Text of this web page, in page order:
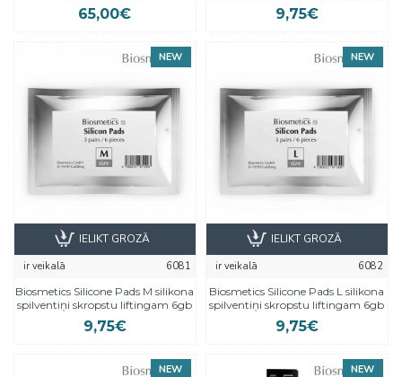
65,00€ 9,75€
NEW
ir veikalā
6081
Biosmetics Silicone Pads M silikona
spilventiņi skropstu liftingam 6gb
9,75€
IELIKT GROZĀ
NEW
ir veikalā
6082
Biosmetics Silicone Pads L silikona
spilventiņi skropstu liftingam 6gb
9,75€
IELIKT GROZĀ
NEW NEW